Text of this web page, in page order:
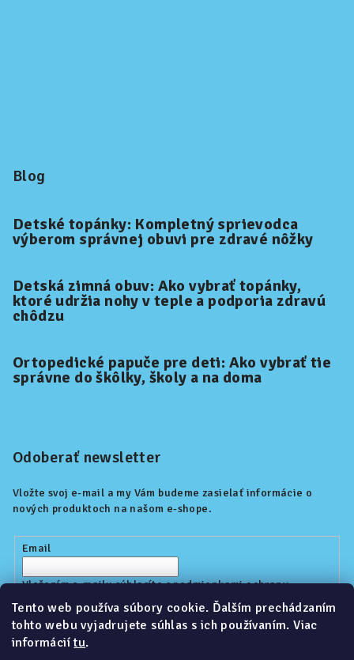
Tento web používa súbory cookie. Ďalším prechádzaním
tohto webu vyjadrujete súhlas s ich používaním. Viac
informáciítu.
Blog
Detské topánky: Kompletný sprievodca
výberom správnej obuvi pre zdravé nôžky
Detská zimná obuv: Ako vybrať topánky,
ktoré udržia nohy v teple a podporia zdravú
chôdzu
Ortopedické papuče pre deti: Ako vybrať tie
správne do škôlky, školy a na doma
Odoberať newsletter
Vložte svoj e-mail a my Vám budeme zasielať informácie o
nových produktoch na našom e-shope.
Email
Vložením e-mailu súhlasíte spodmienkami ochrany
osobných údajov
Prihlásiť sa